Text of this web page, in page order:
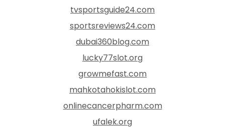
tvsportsguide24.com
sportsreviews24.com
dubai360blog.com
lucky77slot.org
growmefast.com
mahkotahokislot.com
onlinecancerpharm.com
ufalek.org